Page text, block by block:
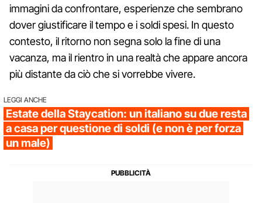
immagini da confrontare, esperienze che sembrano
dover giustificare il tempo e i soldi spesi. In questo
contesto, il ritorno non segna solo la fine di una
vacanza, ma il rientro in una realtà che appare ancora
più distante da ciò che si vorrebbe vivere.
LEGGI ANCHE
Estate della Staycation: un italiano su due resta
a casa per questione di soldi (e non è per forza
un male)